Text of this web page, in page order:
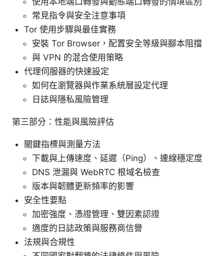
常見指令與安全注意事項
Tor 使用步驟與最佳實務
安裝 Tor Browser，配置安全等級與腳本阻擋
與 VPN 的混合使用策略
代理伺服器的快速設定
如何在瀏覽器與作業系統層設定代理
日誌與隱私風險管理
第三部分：性能與風險評估
關鍵指標與測量方法
下載與上傳速度、延遲（Ping）、連線穩定度
DNS 泄漏與 WebRTC 根域名檢查
版本與韌體更新頻率的影響
安全性要點
加密強度、憑證管理、雙因素認證
適度的日誌政策與服務商信譽
法規與合規性